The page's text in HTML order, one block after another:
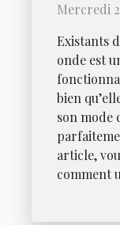
Mercredi
Existants
onde est
bien
son mode
article,
comment